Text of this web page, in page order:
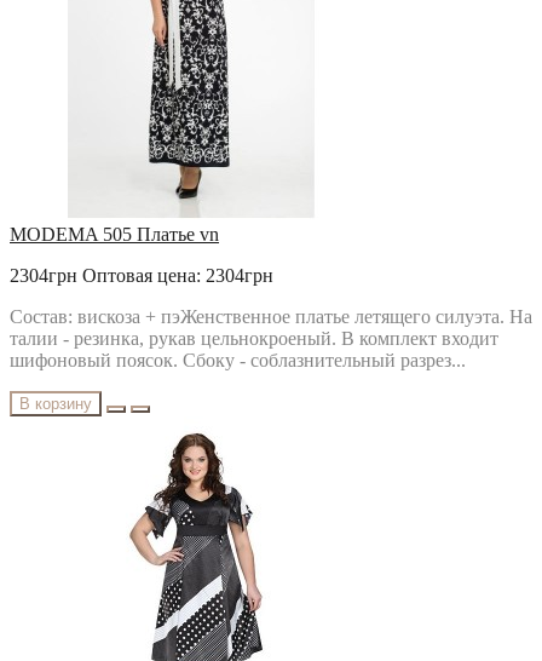
MODEMA 505 Платье vn
2304грн Оптовая цена: 2304грн
Состав: вискоза + пэЖенственное платье летящего силуэта. На
талии - резинка, рукав цельнокроеный. В комплект входит
шифоновый поясок. Сбоку - соблазнительный разрез...
В корзину